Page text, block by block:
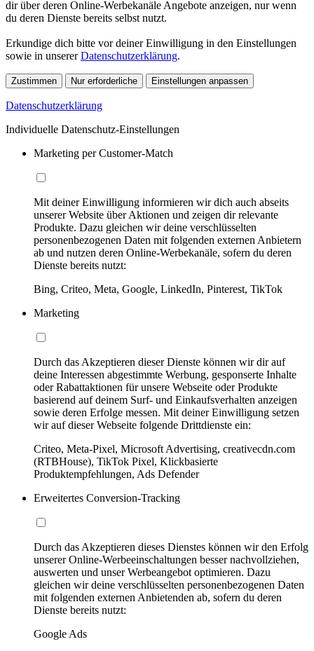
dir über deren Online-Werbekanäle Angebote anzeigen, nur wenn
du deren Dienste bereits selbst nutzt.
Erkundige dich bitte vor deiner Einwilligung in den Einstellungen
sowie in unsererDatenschutzerklärung.
Zustimmen Nur erforderliche Einstellungen anpassen
Datenschutzerklärung
Individuelle Datenschutz-Einstellungen
Marketing per Customer-Match
Mit deiner Einwilligung informieren wir dich auch abseits
unserer Website über Aktionen und zeigen dir relevante
Produkte. Dazu gleichen wir deine verschlüsselten
personenbezogenen Daten mit folgenden externen Anbietern
ab und nutzen deren Online-Werbekanäle, sofern du deren
Dienste bereits nutzt:
Bing, Criteo, Meta, Google, LinkedIn, Pinterest, TikTok
Marketing
Durch das Akzeptieren dieser Dienste können wir dir auf
deine Interessen abgestimmte Werbung, gesponserte Inhalte
oder Rabattaktionen für unsere Webseite oder Produkte
basierend auf deinem Surf- und Einkaufsverhalten anzeigen
sowie deren Erfolge messen. Mit deiner Einwilligung setzen
wir auf dieser Webseite folgende Drittdienste ein:
Criteo, Meta-Pixel, Microsoft Advertising, creativecdn.com
(RTBHouse), TikTok Pixel, Klickbasierte
Produktempfehlungen, Ads Defender
Erweitertes Conversion-Tracking
Durch das Akzeptieren dieses Dienstes können wir den Erfolg
unserer Online-Werbeeinschaltungen besser nachvollziehen,
auswerten und unser Werbeangebot optimieren. Dazu
gleichen wir deine verschlüsselten personenbezogenen Daten
mit folgenden externen Anbietenden ab, sofern du deren
Dienste bereits nutzt:
Google Ads